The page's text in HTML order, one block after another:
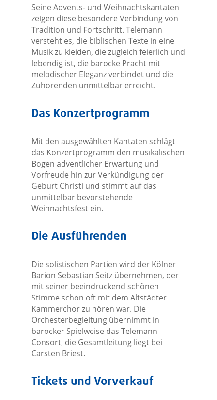
Seine Advents- und Weihnachtskantaten
zeigen diese besondere Verbindung von
Tradition und Fortschritt. Telemann
versteht es, die biblischen Texte in eine
Musik zu kleiden, die zugleich feierlich und
lebendig ist, die barocke Pracht mit
melodischer Eleganz verbindet und die
Zuhörenden unmittelbar erreicht.
Das Konzertprogramm
Mit den ausgewählten Kantaten schlägt
das Konzertprogramm den musikalischen
Bogen adventlicher Erwartung und
Vorfreude hin zur Verkündigung der
Geburt Christi und stimmt auf das
unmittelbar bevorstehende
Weihnachtsfest ein.
Die Ausführenden
Die solistischen Partien wird der Kölner
Barion Sebastian Seitz übernehmen, der
mit seiner beeindruckend schönen
Stimme schon oft mit dem Altstädter
Kammerchor zu hören war. Die
Orchesterbegleitung übernimmt in
barocker Spielweise das Telemann
Consort, die Gesamtleitung liegt bei
Carsten Briest.
Tickets und Vorverkauf